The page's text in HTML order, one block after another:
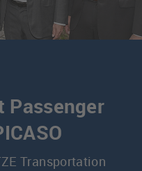
Passenger
Transportation